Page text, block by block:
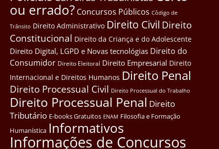
ou errado? Concursos Públicos Côdigo de
Trânsito Direito Administrativo Direito Civil Direito
Constitucional Direito da Criança e do Adolescente
Direito Digital, LGPD e Novas tecnológias Direito do
Consumidor Direito Eleitoral Direito Empresarial Direito
Internacional e Direitos Humanos Direito Penal
Direito Processual Civil Direito Processual do Trabalho
Direito Processual Penal Direito
Tributário E-books Gratuitos ENAM Filosofia e Formação
Humanística Informativos
Informações de Concursos